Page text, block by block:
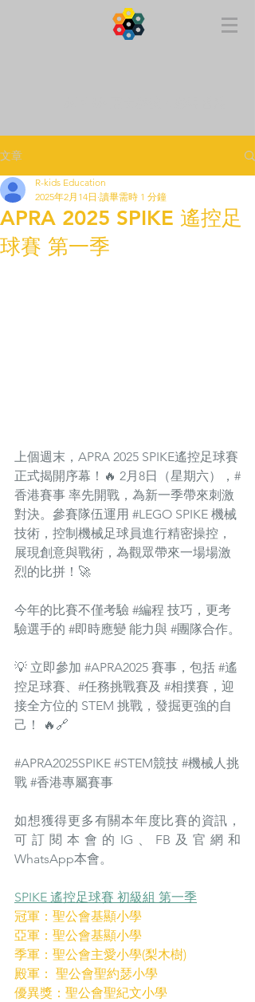
文章
APRA 2025 SPIKE 遙控足
球賽 第一季
R-kids Education
2025年2月14日 讀畢需時 1 分鐘
上個週末，APRA 2025 SPIKE遙控足球賽
正式揭開序幕！🔥 2月8日（星期六），#
香港賽事 率先開戰，為新一季帶來刺激
對決。參賽隊伍運用 #LEGO SPIKE 機械
技術，控制機械足球員進行精密操控，
展現創意與戰術，為觀眾帶來一場場激
烈的比拼！🚀
今年的比賽不僅考驗 #編程 技巧，更考
驗選手的 #即時應變 能力與 #團隊合作。
💡 立即參加 #APRA2025 賽事，包括 #遙
控足球賽、#任務挑戰賽及 #相撲賽 ，迎
接全方位的 STEM 挑戰，發掘更強的自
己！ 🔥🔗
#APRA2025SPIKE #STEM競技 #機械人挑
戰 #香港專屬賽事
如想獲得更多有關本年度比賽的資訊，
可訂閱本會的IG、FB及官網和
WhatsApp本會。
SPIKE 遙控足球賽 初級組 第一季
冠軍：聖公會基顯小學
亞軍：聖公會基顯小學
季軍：聖公會主愛小學(梨木樹)
殿軍： 聖公會聖約瑟小學
優異獎：聖公會聖紀文小學